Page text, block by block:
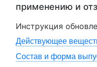
применению и
Инструкция
Действующее
Состав и форма